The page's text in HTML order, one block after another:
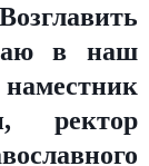
в наш
ректор